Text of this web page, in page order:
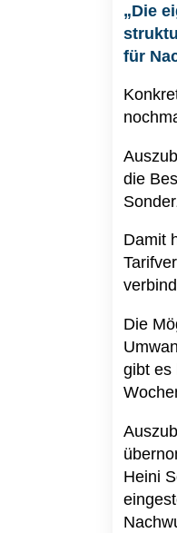
„Die
für
die
Damit
Die
gibt es
Heini